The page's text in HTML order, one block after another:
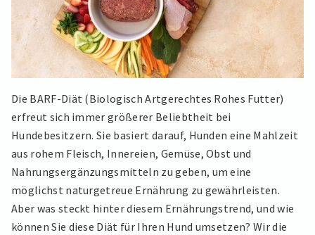
Die BARF-Diät (Biologisch Artgerechtes Rohes Futter)
erfreut sich immer größerer Beliebtheit bei
Hundebesitzern. Sie basiert darauf, Hunden eine Mahlzeit
aus rohem Fleisch, Innereien, Gemüse, Obst und
Nahrungsergänzungsmitteln zu geben, um eine
möglichst naturgetreue Ernährung zu gewährleisten.
Aber was steckt hinter diesem Ernährungstrend, und wie
können Sie diese Diät für Ihren Hund umsetzen? Wir die